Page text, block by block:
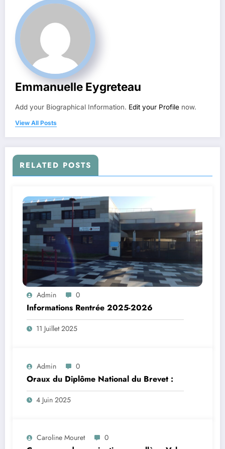
Emmanuelle Eygreteau
Add your Biographical Information. Edit your Profile now.
View All Posts
RELATED POSTS
Admin 0
Informations Rentrée 2025-2026
11 Juillet 2025
Admin 0
Oraux du Diplôme National du Brevet :
4 Juin 2025
Caroline Mouret 0